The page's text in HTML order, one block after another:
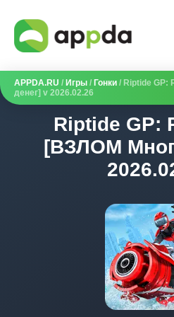
APPDA.RU / Игры / Гонки / Riptide GP:
денег] v 2026.02.26
Riptide GP:
[ВЗЛОМ